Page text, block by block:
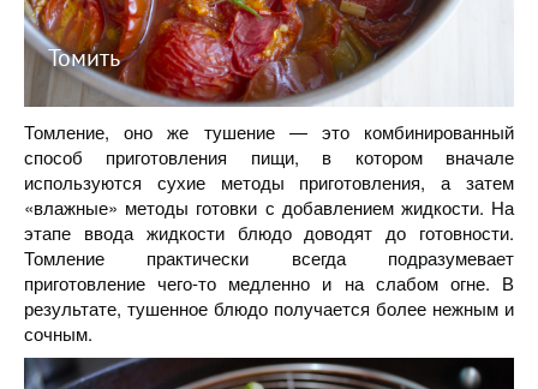
Томить
Томление, оно же тушение — это комбинированный
способ приготовления пищи, в котором вначале
используются сухие методы приготовления, а затем
«влажные» методы готовки с добавлением жидкости. На
этапе ввода жидкости блюдо доводят до готовности.
Томление практически всегда подразумевает
приготовление чего-то медленно и на слабом огне. В
результате, тушенное блюдо получается более нежным и
сочным.